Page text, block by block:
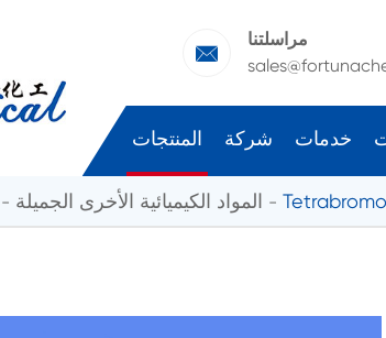

مراسلتنا
المنتجات شركة خدمات
المواد الكيميائية الأخرى الجميلة